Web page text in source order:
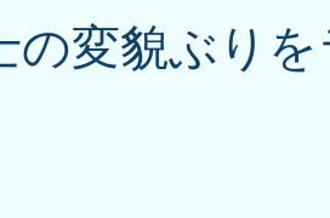
の変貌ぶり